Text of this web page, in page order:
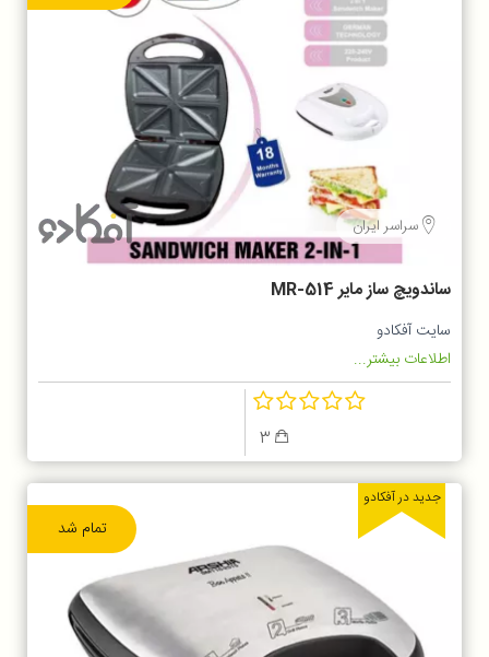
سراسر ایران
ساندویچ ساز مایر MR-514
سایت آفکادو
اطلاعات بیشتر...
3
تمام شد
جدید در آفکادو